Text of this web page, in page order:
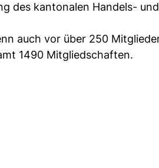
des kantonalen Handels-
auch vor über 250
1490 Mitgliedschaften.